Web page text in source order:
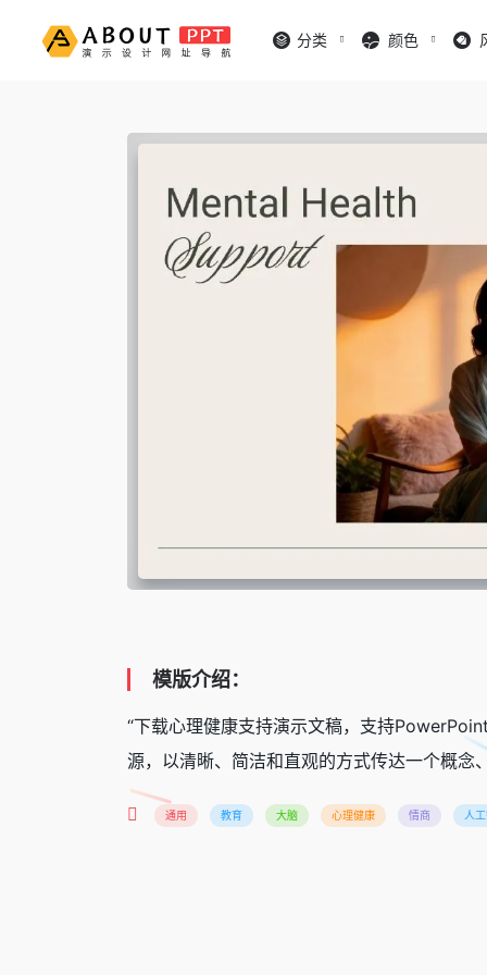
分类 颜色
模版介绍：
“下载心理健康支持演示文稿，支持
源，以清晰、简洁和直观的方式传达一个概念
通用 教育 大脑 心理健康 情商 人